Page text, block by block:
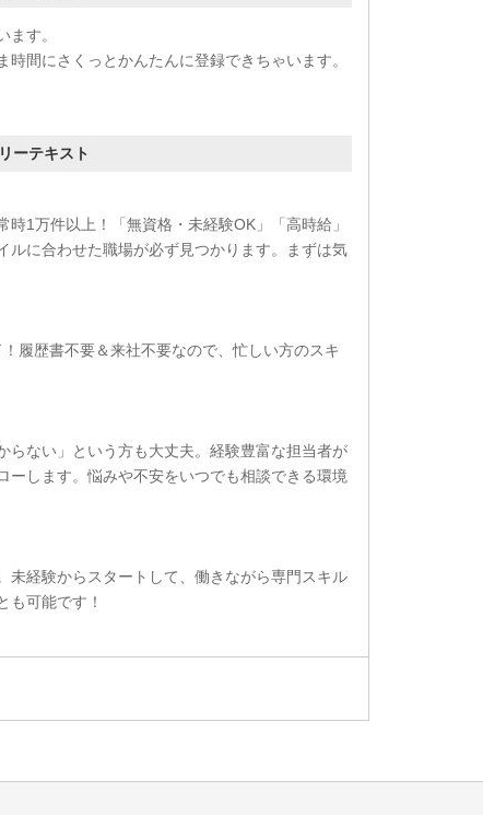
す。
間にさくっとかんたんに登録できちゃいます。
ーテキスト
1万件以上！「無資格・未経験OK」「高時給」
ルに合わせた職場が必ず見つかります。まずは気
履歴書不要＆来社不要なので、忙しい方のスキ
らない」という方も大丈夫。経験豊富な担当者が
ーします。悩みや不安をいつでも相談できる環境
未経験からスタートして、働きながら専門スキル
も可能です！